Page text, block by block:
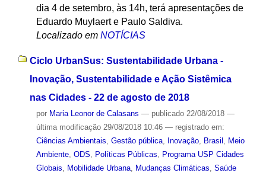
dia 4 de setembro, às 14h, terá apresentações de
Eduardo Muylaert e Paulo Saldiva.
Localizado em NOTÍCIAS
Ciclo UrbanSus: Sustentabilidade Urbana -
Inovação, Sustentabilidade e Ação Sistêmica
nas Cidades - 22 de agosto de 2018
por Maria Leonor de Calasans — publicado22/08/2018 —
última modificação29/08/2018 10:46 — registrado em:
Ciências Ambientais Gestão pública, Inovação, Brasil
Meio
Ambiente, ODS Políticas Públicas
Programa USP Cidades
Globais
Mobilidade Urbana, Mudanças Climáticas Saúde